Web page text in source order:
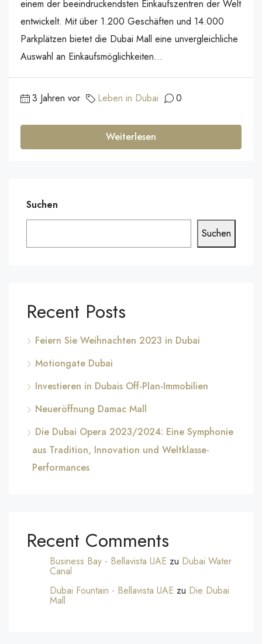
einem der beeindruckendsten Einkaufszentren der Welt
entwickelt. Mit über 1.200 Geschäften und 14.000
Parkplätzen bietet die Dubai Mall eine unvergleichliche
Auswahl an Einkaufsmöglichkeiten...
3 Jahren vor Leben in Dubai 0
Weiterlesen
Suchen
Suchen
Recent Posts
Feiern Sie Weihnachten 2023 in Dubai
Motiongate Dubai
Investieren in Dubais Off-Plan-Immobilien
Neueröffnung Damac Mall
Die Dubai Opera 2023/2024: Eine Symphonie
aus Tradition, Innovation und Weltklasse-
Performances
Recent Comments
Business Bay - Bellavista UAE zu Dubai Water
Canal
Dubai Fountain - Bellavista UAE zu Die Dubai
Mall